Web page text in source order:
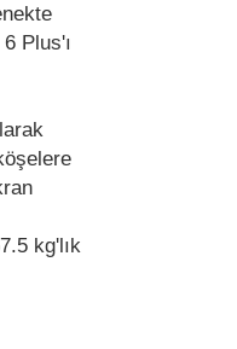
Plus'ı
kg'lık